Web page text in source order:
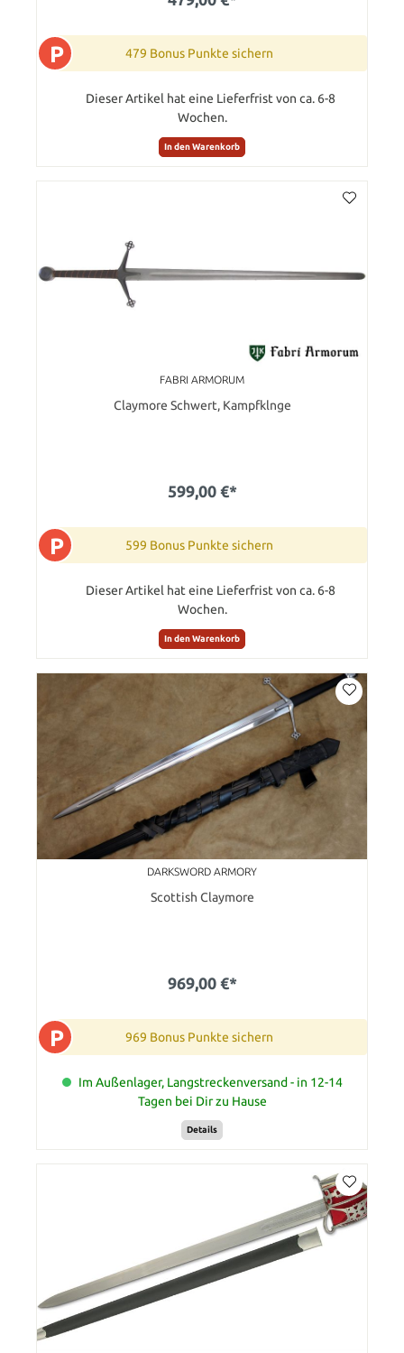
P 479 Bonus Punkte sichern
Dieser Artikel hat eine Lieferfrist von ca. 6-8
Wochen.
In den Warenkorb
FABRI ARMORUM
Claymore Schwert, Kampfklnge
599,00 €*
P 599 Bonus Punkte sichern
Dieser Artikel hat eine Lieferfrist von ca. 6-8
Wochen.
In den Warenkorb
DARKSWORD ARMORY
Scottish Claymore
969,00 €*
P 969 Bonus Punkte sichern
Im Außenlager, Langstreckenversand - in 12-14
Tagen bei Dir zu Hause
Details